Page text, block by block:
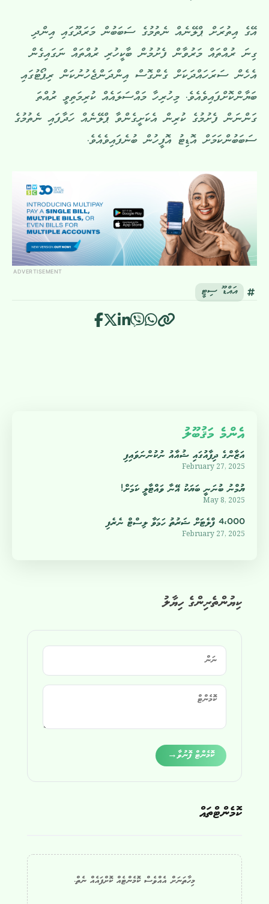
އޭގެ އިތުރަށް ޕްލޭނެއް ނެތުމުގެ ސަބަބުން މަރަދޫގައި އިންދި
ގިނަ ރުއްތައް މަރުވާން ފެށުމުން ބާކީހުރި ރުއްތައް ނަގައިގެން
އެހެން ސަރަހައްދަކަށް ގެންގޮސް އިންދަންޖެހުނުކަން ރިޕޯޓުގައި
ބަޔާންކޮށްފައިވެއެވެ. މިހުރިހާ މައްސަލައެއް ކުރިމަތިވީ ރުއްތަ
ގަންނަން ފެށުމުގެ ކުރިން އެކަށީގެންވާ ޕްލޭނެއް ހަދާފައި ނެތުމުގެ
ސަބަބުންކަމަށް އޮޑިޓު އޮފީހުން ބުނެފައިވެއެވެ.
ADVERTISEMENT
އައްޑޫ ސިޓީ
ކިޔުންތެރިންގެ ހިޔާލު
ކޮމެންޓް ފޮނުވާ→
ކޮމެންޓްތައް
މިހާތަނަށް އެއްވެސް ކޮމެންޓެއް ކޮށްފައެއް ނެތް.
އެންމެ މަޤުބޫލު
އަޒާންގެ ދިފާއުގައި ޝުއާއު ނުކުންނަވައިފި
February 27, 2025
ޔުމްނު ބުނަނީ ބަޔަކު އޭނާ ވައްޓާލީ ކަމަށް!
May 8, 2025
4،000 ފްލެޓަށް ޝަރުތު ހަމަވާ ލިސްޓް ނެރެފި
February 27, 2025